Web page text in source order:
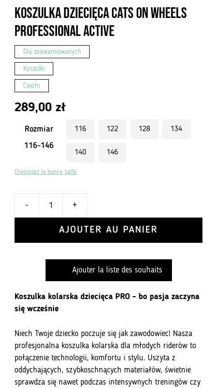
Koszulka Dziecięca Cats On Wheels
Professional Active
Dla zaawansowanych
Koszulki
Ciepło
289,00 zł
Rozmiar
116-146
116 122 128 134
140 146
Choisissez la bonne taille
-
Dziecięca
On
Wheels
Professional
Active
+
AJOUTER AU PANIER
Ajouter la liste des souhaits
Koszulka kolarska dziecięca PRO – bo pasja zaczyna
się wcześnie
Niech Twoje dziecko poczuje się jak zawodowiec! Nasza
profesjonalna koszulka kolarska dla młodych riderów to
połączenie technologii, komfortu i stylu. Uszyta z
oddychających, szybkoschnących materiałów, świetnie
sprawdza się nawet podczas intensywnych treningów czy